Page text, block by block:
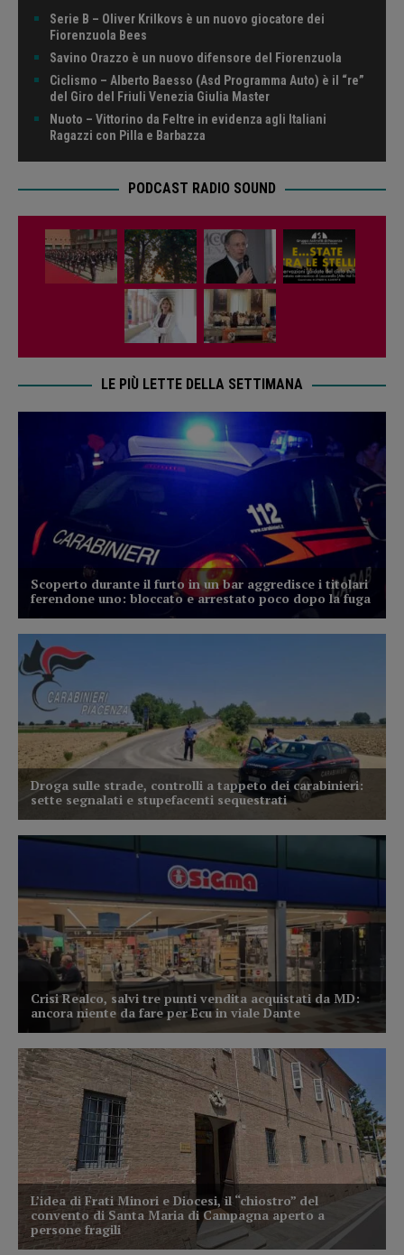
Serie B – Oliver Krilkovs è un nuovo giocatore dei
Fiorenzuola Bees
Savino Orazzo è un nuovo difensore del Fiorenzuola
Ciclismo – Alberto Baesso (Asd Programma Auto) è il “re”
del Giro del Friuli Venezia Giulia Master
Nuoto – Vittorino da Feltre in evidenza agli Italiani
Ragazzi con Pilla e Barbazza
PODCAST RADIO SOUND
LE PIÙ LETTE DELLA SETTIMANA